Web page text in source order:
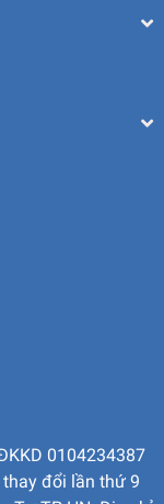
0104234387
đổi lần thứ 9